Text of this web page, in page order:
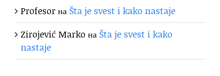
Profesorна Šta je svest i kako nastaje
Zirojević Marko на Šta je svest i kako
nastaje